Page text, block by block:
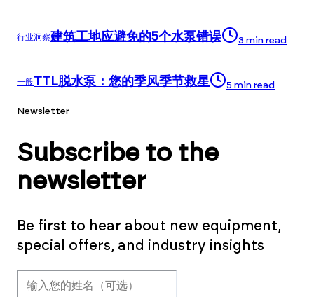
行业洞察建筑工地应避免的5个水泵错误 3 min read
一般 TTL脱水泵：您的季风季节救星 5 min read
Newsletter
Subscribe to the
newsletter
Be first to hear about new equipment,
special offers, and industry insights